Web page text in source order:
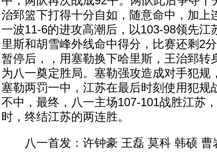
治郅篮下打得十分自如，随意命中，加上
一波11-6的进攻高潮后，以103-98领先江
里斯和胡雪峰外线命中得分，比赛还剩2
暂停后，，用塞勒换下哈里斯，王治郅转
为八一奠定胜局。塞勒强攻造成对手犯规
塞勒两罚一中，江苏在最后时刻使用犯规
不中，最终，八一主场107-101战胜江苏
时，终结江苏的两连胜。
八一首发：许钟豪 王磊 莫科 韩硕 曹